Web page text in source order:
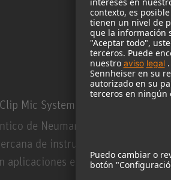
Mic System MCM
de Neumann para
de instrumentos
aplicaciones en vivo.